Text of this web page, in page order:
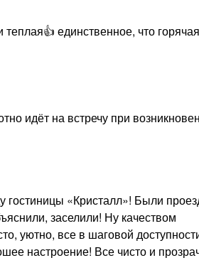
единственное, что
идёт на встречу при
«Кристалл»! Были
заселили! Ну качеством
уютно, все в шаговой
настроение! Все чисто и